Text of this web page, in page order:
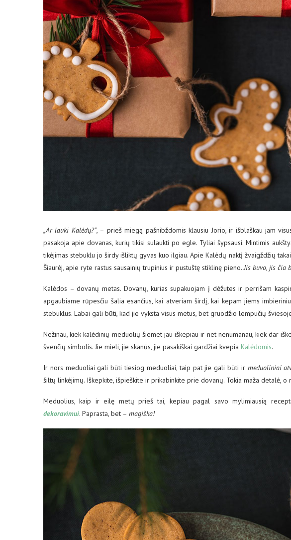
„Ar lauki Kalėdų?“, – prieš miegą pašnibždomis klausiu Jorio, ir išblaškau jam
pasakoja apie dovanas, kurių tikisi sulaukti po egle. Tyliai šypsausi. Mintimis
tikėjimas stebuklu jo širdy išliktų gyvas kuo ilgiau. Apie Kalėdų naktį žvaigždžių
Šiaurėj, apie ryte rastus sausainių trupinius ir pustuštę stiklinę pieno.Jis buvo, jis čia
Kalėdos – dovanų metas. Dovanų, kurias supakuojam į dėžutes ir perrišam
apgaubiame rūpesčiu šalia esančius, kai atveriam širdį, kai kepam jiems
stebuklus. Labai gali būti, kad jie vyksta visus metus, bet gruodžio lempučių
Nežinau, kiek kalėdinių meduolių šiemet jau iškepiau ir net nenumanau, kiek dar
švenčių simbolis. Jie mieli, jie skanūs, jie pasakiškai gardžiai kvepia Kalėdomis.
Ir nors meduoliai gali būti tiesiog meduoliai, taip pat jie gali būti ir meduoliniai
šiltų linkėjimų. Iškepkite, išpieškite ir prikabinkite prie dovanų. Tokia maža detalė, o
Meduolius, kaip ir eilę metų prieš tai, kepiau pagal savo mylimiausią
dekoravimui. Paprasta, bet – magiška!